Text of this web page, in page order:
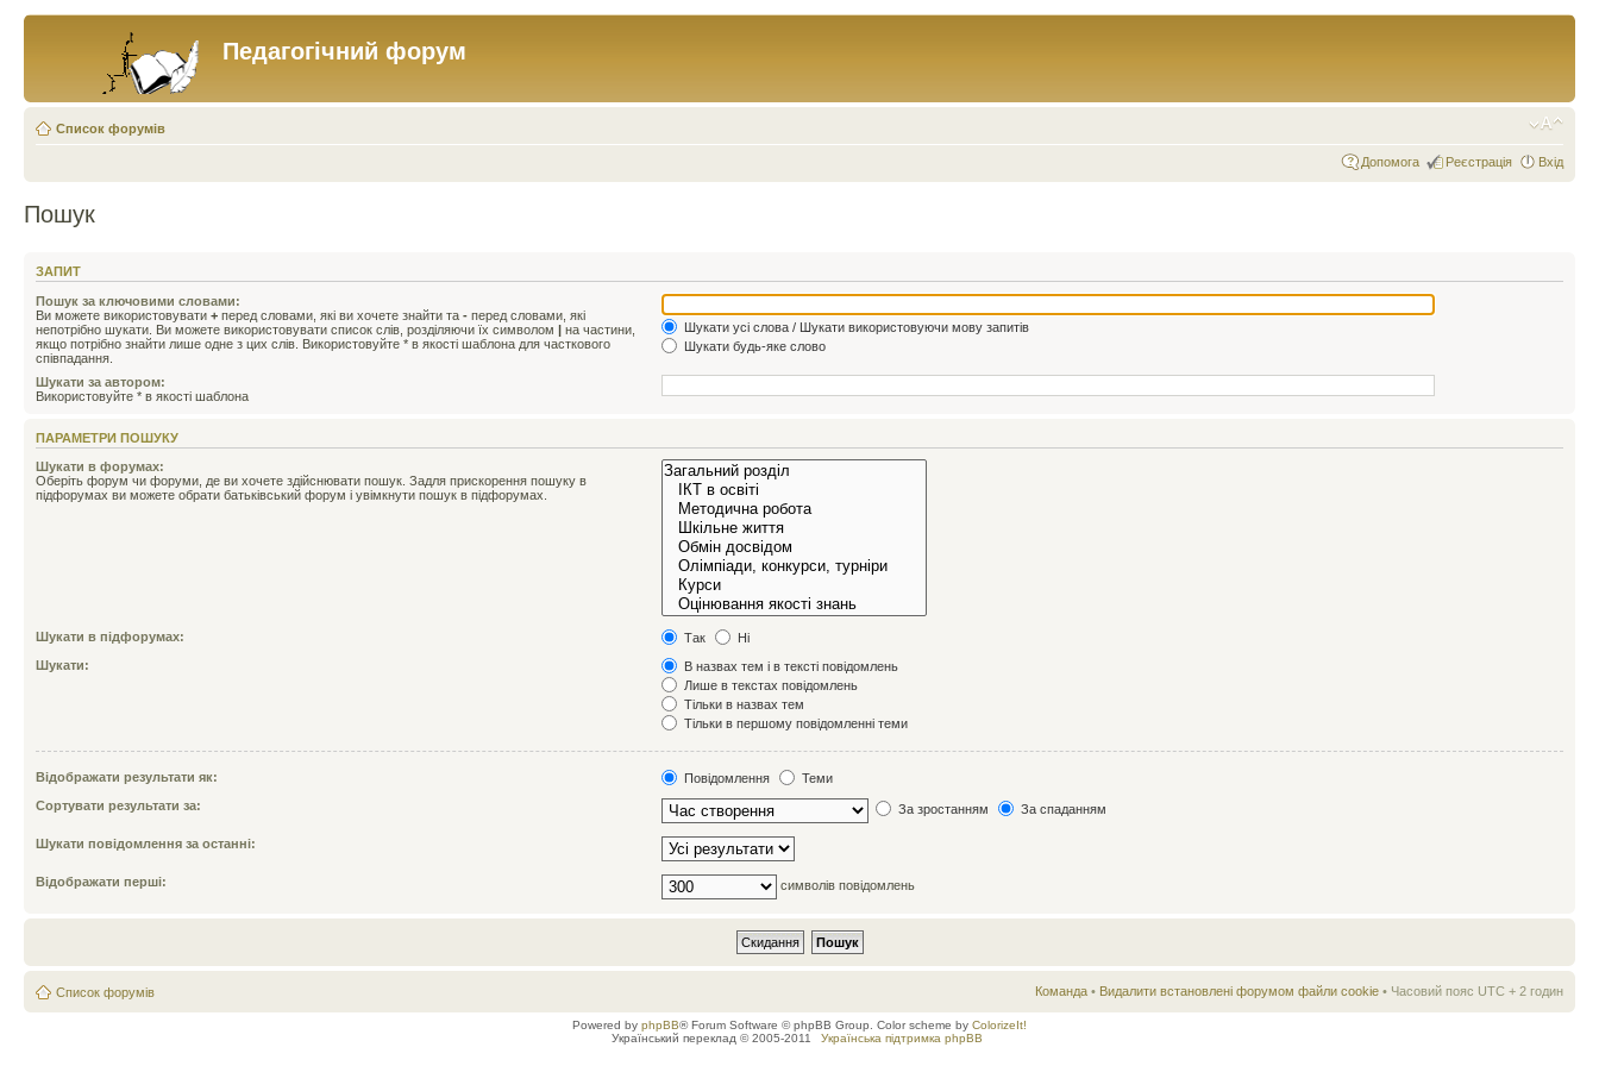
Педагогічний форум
Список форумів
Допомога Реєстрація Вхід
Пошук
ЗАПИТ
Пошук за ключовими словами:
Ви можете використовувати + перед словами, які ви хочете знайти та - перед словами, які
непотрібно шукати. Ви можете використовувати список слів, розділяючи їх символом | на частини,
якщо потрібно знайти лише одне з цих слів. Використовуйте * в якості шаблона для часткового
співпадання.
Шукати усі слова / Шукати використовуючи мову запитів
Шукати будь-яке слово
Шукати за автором:
Використовуйте * в якості шаблона
ПАРАМЕТРИ ПОШУКУ
Шукати в форумах:
Оберіть форум чи форуми, де ви хочете здійснювати пошук. Задля прискорення пошуку в
підфорумах ви можете обрати батьківський форум і увімкнути пошук в підфорумах.
Шукати в підфорумах: Так
Ні
Шукати:
В назвах тем і в тексті повідомлень
Лише в текстах повідомлень
Тільки в назвах тем
Тільки в першому повідомленні теми
Відображати результати як: Повідомлення
Теми
Сортувати результати за:
За зростанням За спаданням
Шукати повідомлення за останні:
Відображати перші: символів повідомлень
Список форумів Команда • Видалити встановлені форумом файли cookie • Часовий пояс UTC + 2 годин
Powered by phpBB® Forum Software © phpBB Group. Color scheme by ColorizeIt!
Український переклад © 2005-2011
Українська підтримка phpBB